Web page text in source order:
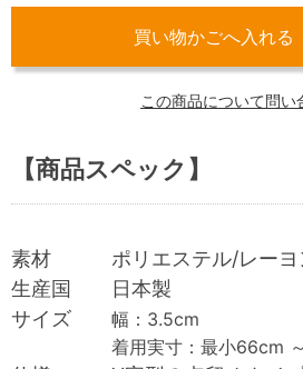
この商品について問い
【商品スペック】
素材 ポリエステル/レーヨ
生産国 日本製
サイズ 幅：3.5cm
着用実寸：最小66cm ～